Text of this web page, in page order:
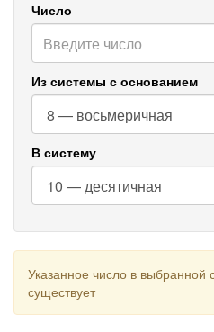
Число
Из системы с основанием
В систему
Указанное число в выбранной
существует